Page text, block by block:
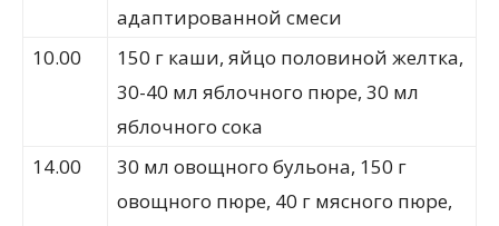
адаптированной смеси
10.00
150 г каши, яйцо половиной желтка,
30-40 мл яблочного пюре, 30 мл
яблочного сока
14.00
30 мл овощного бульона, 150 г
овощного пюре, 40 г мясного пюре,